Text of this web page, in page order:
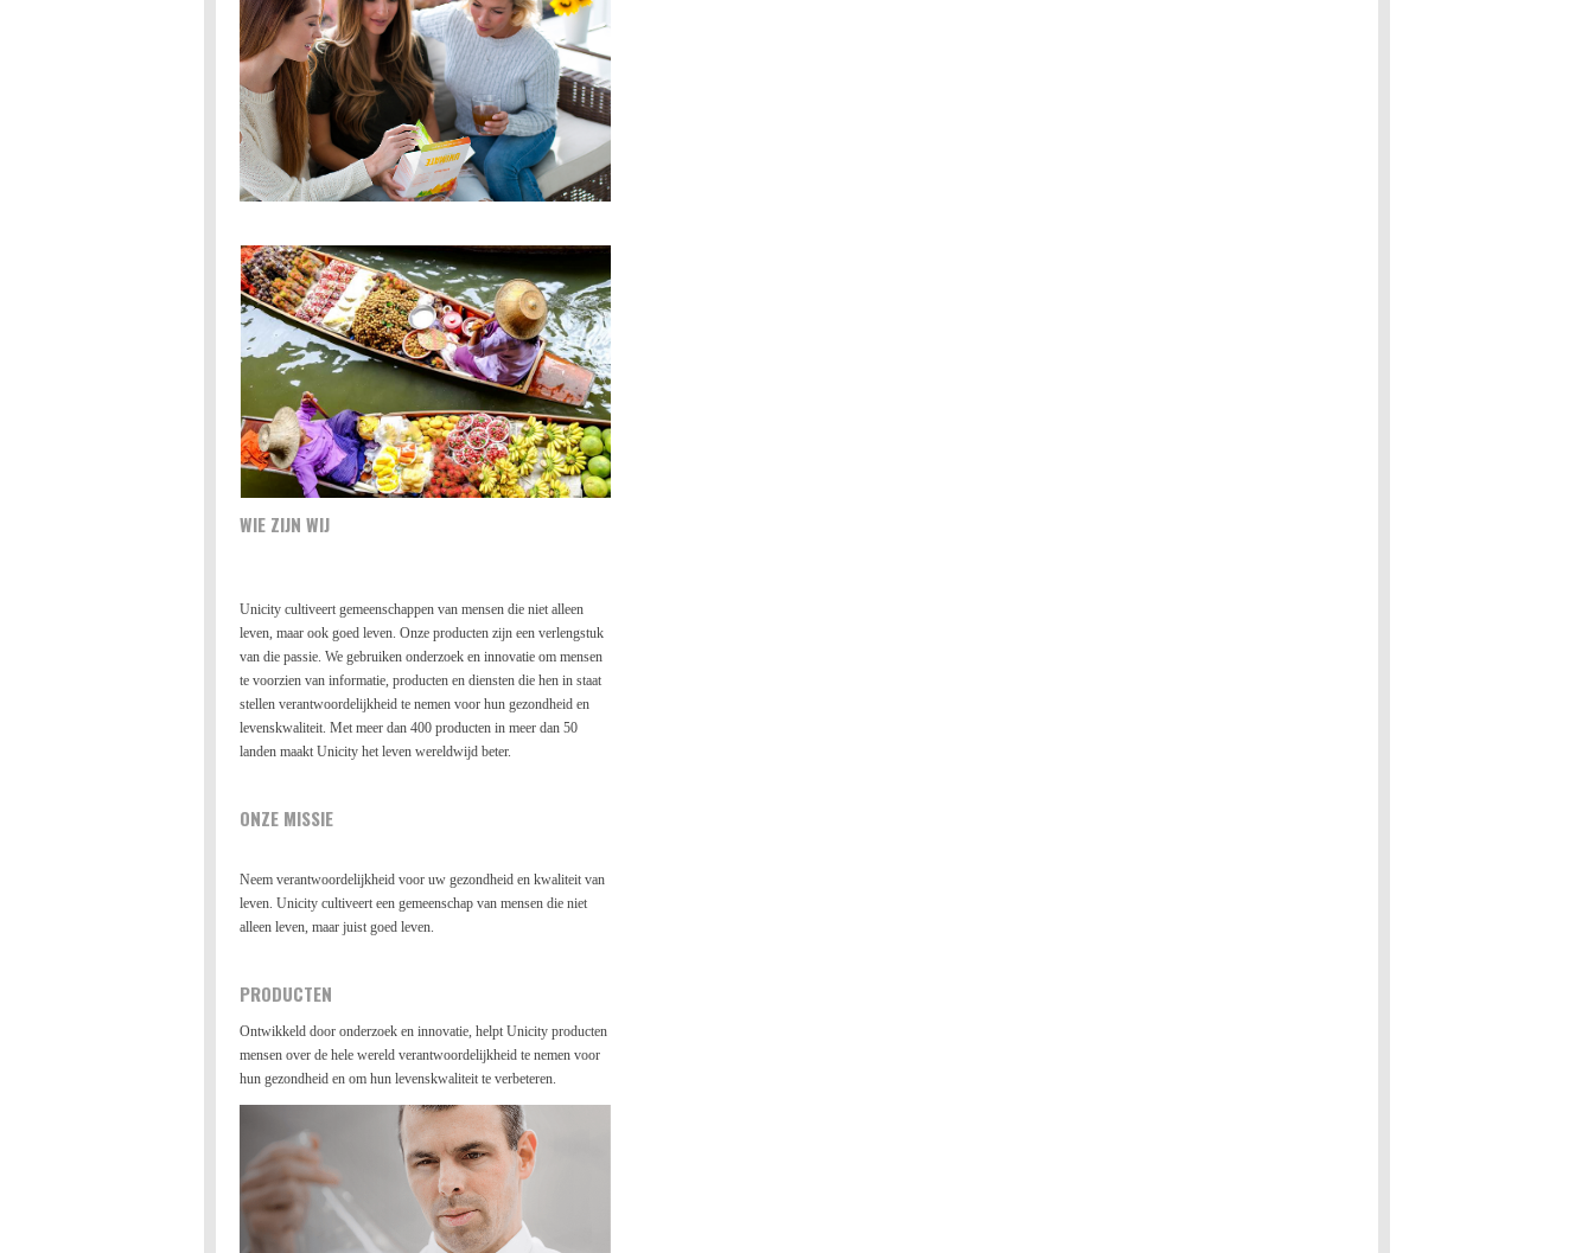
WIE ZIJN WIJ
Unicity cultiveert gemeenschappen van mensen die niet alleen
leven, maar ook goed leven. Onze producten zijn een verlengstuk
van die passie. We gebruiken onderzoek en innovatie om mensen
te voorzien van informatie, producten en diensten die hen in staat
stellen verantwoordelijkheid te nemen voor hun gezondheid en
levenskwaliteit. Met meer dan 400 producten in meer dan 50
landen maakt Unicity het leven wereldwijd beter.
ONZE MISSIE
Neem verantwoordelijkheid voor uw gezondheid en kwaliteit van
leven. Unicity cultiveert een gemeenschap van mensen die niet
alleen leven, maar juist goed leven.
PRODUCTEN
Ontwikkeld door onderzoek en innovatie, helpt Unicity producten
mensen over de hele wereld verantwoordelijkheid te nemen voor
hun gezondheid en om hun levenskwaliteit te verbeteren.